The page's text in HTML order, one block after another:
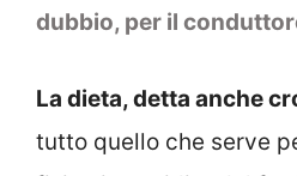
dubbio, per il
La dieta, detta anche
tutto quello che serve